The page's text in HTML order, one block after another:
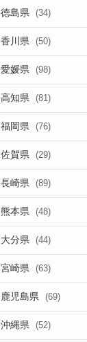
徳島県 (34)
香川県 (50)
愛媛県 (98)
高知県 (81)
福岡県 (76)
佐賀県 (29)
長崎県 (89)
熊本県 (48)
大分県 (44)
宮崎県 (63)
鹿児島県 (69)
沖縄県 (52)